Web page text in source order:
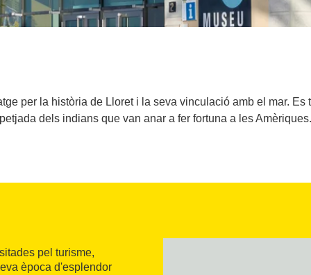
per la història de Lloret i la seva vinculació amb el mar.
petjada dels indians que van anar a fer fortuna a les Amèriques.
pel turisme,
època d'esplendor